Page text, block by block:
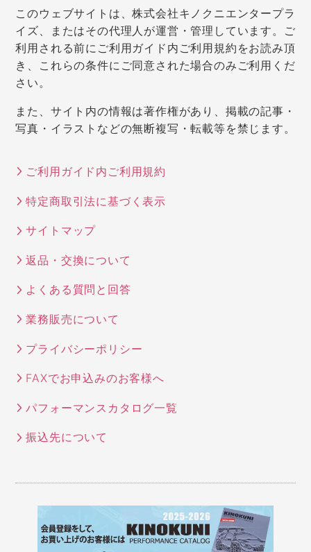
このウェブサイトは、株式会社キノクニエンタープラ
イズ、またはその代理人が運営・管理しています。ご
利用される前にご利用ガイド内ご利用規約をお読み頂
き、これらの条件にご同意された場合のみご利用くだ
さい。
また、サイト内の情報は著作権があり、掲載の記事・
写真・イラストなどの無断複写・転載等を禁じます。
ご利用ガイド内ご利用規約
特定商取引法に基づく表示
サイトマップ
返品・交換について
よくある質問と回答
業務販売について
プライバシーポリシー
FAXでお申込みのお客様へ
パフォーマンスカタログ一覧
振込先について